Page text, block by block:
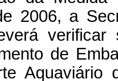
2006, a
de
Aquaviário